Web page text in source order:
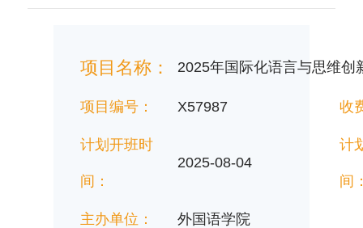
项目名称： 2025年国际化语言与思维创
项目编号： X57987 收
计划开班时
间：
2025-08-04
计
间
主办单位： 外国语学院